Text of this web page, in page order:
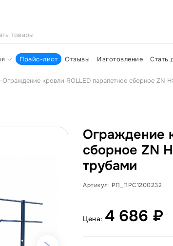
Прайс-лист Отзывы Изготовление Стать
Ограждение кровли ROLLED парапетное сборное ZN
Ограждение
сборное ZN
трубами
Артикул: РП_ПРС1200232
Цена: 4 686 ₽